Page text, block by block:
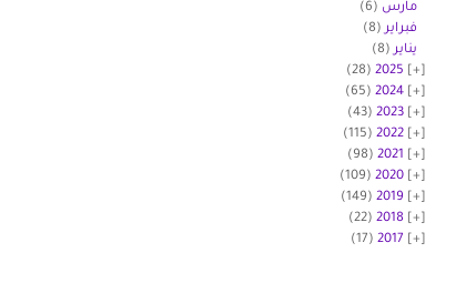
مارس (6)
فبراير(8)
يناير(8)
2025
(28)
2024
(65)
2023
(43)
2022
(115)
2021
(98)
2020
(109)
2019
(149)
2018
(22)
2017
(17)